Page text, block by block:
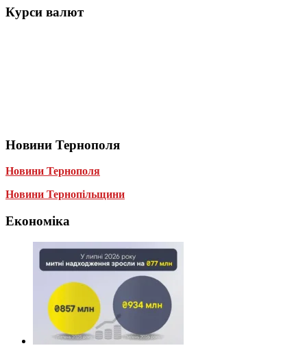
Курси валют
Новини Тернополя
Новини Тернополя
Новини Тернопільщини
Економіка